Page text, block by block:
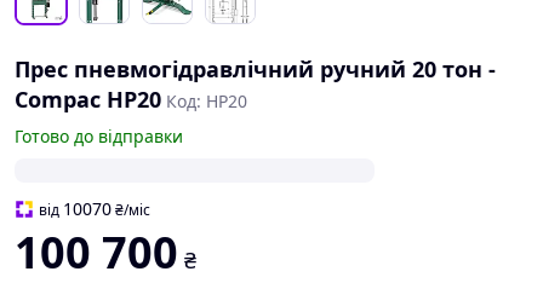
Прес пневмогідравлічний ручний 20 тон -
Compac HP20 Код: HP20
Готово до відправки
від 10070₴/міс
100 700 ₴